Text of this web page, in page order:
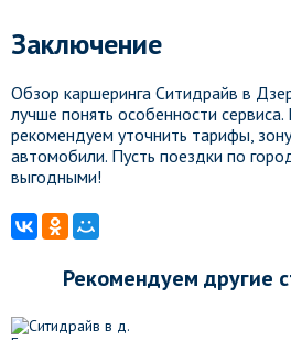
Заключение
Обзор каршеринга Ситидрайв в
лучше понять особенности
рекомендуем уточнить тарифы,
автомобили. Пусть поездки по
выгодными!
Рекомендуем другие